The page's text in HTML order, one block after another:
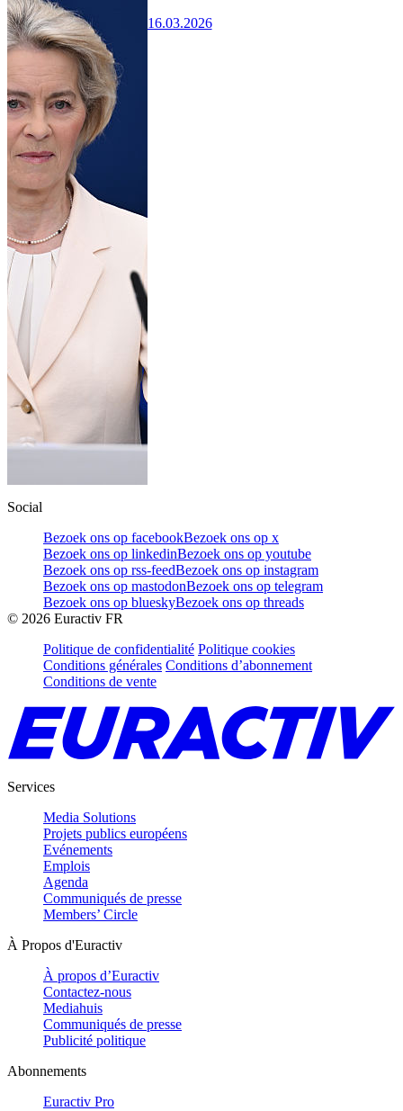
16.03.2026
Social
Bezoek ons op facebookBezoek ons op x
Bezoek ons op linkedinBezoek ons op youtube
Bezoek ons op rss-feedBezoek ons op instagram
Bezoek ons op mastodonBezoek ons op telegram
Bezoek ons op blueskyBezoek ons op threads
© 2026 Euractiv FR
Politique de confidentialité Politique cookies
Conditions générales Conditions d’abonnement
Conditions de vente
Services
Media Solutions
Projets publics européens
Evénements
Emplois
Agenda
Communiqués de presse
Members’ Circle
À Propos d'Euractiv
À propos d’Euractiv
Contactez-nous
Mediahuis
Communiqués de presse
Publicité politique
Abonnements
Euractiv Pro